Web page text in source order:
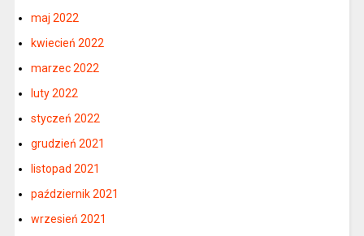
maj 2022
kwiecień 2022
marzec 2022
luty 2022
styczeń 2022
grudzień 2021
listopad 2021
październik 2021
wrzesień 2021